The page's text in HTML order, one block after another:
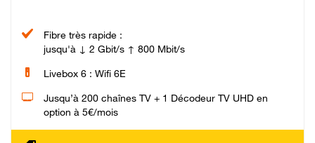
Fibre très rapide :
jusqu'à ↓ 2 Gbit/s ↑ 800 Mbit/s
Livebox 6 : Wifi 6E
Jusqu’à 200 chaînes TV + 1 Décodeur TV UHD en
option à 5€/mois